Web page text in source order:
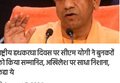
हथकरघा दिवस पर सीएम योगी ने बुनकरों
किया सम्मानित, अखिलेश पर साधा निशाना,
ये